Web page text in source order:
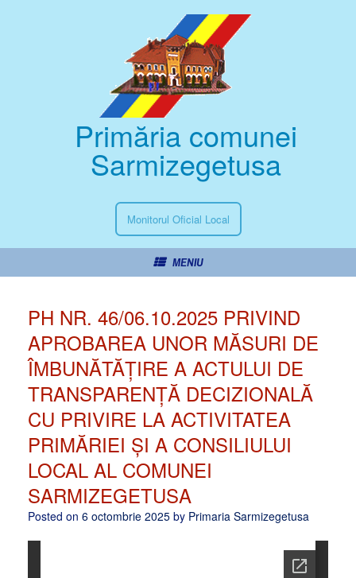
Primăria comunei
Sarmizegetusa
Monitorul Oficial Local
MENIU
PH NR. 46/06.10.2025 PRIVIND
APROBAREA UNOR MĂSURI DE
ÎMBUNĂTĂȚIRE A ACTULUI DE
TRANSPARENȚĂ DECIZIONALĂ
CU PRIVIRE LA ACTIVITATEA
PRIMĂRIEI ȘI A CONSILIULUI
LOCAL AL COMUNEI
SARMIZEGETUSA
Posted on 6 octombrie 2025 by Primaria Sarmizegetusa